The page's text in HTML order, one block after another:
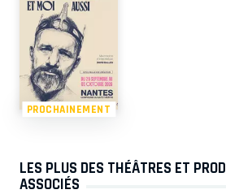
PROCHAINEMENT
LES PLUS DES THÉÂTRES ET
ASSOCIÉS